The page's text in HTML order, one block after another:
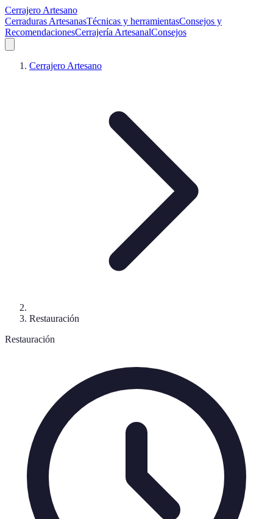
Cerrajero Artesano
Cerraduras ArtesanasTécnicas y herramientasConsejos y
RecomendacionesCerrajería ArtesanalConsejos
Cerrajero Artesano
Restauración
Restauración